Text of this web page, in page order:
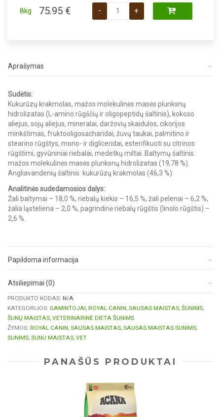
8kg 75.95 € -
produkto kiekis: Royal Canin VD
+
Aprašymas
Sudėtis:
Kukurūzų krakmolas, mažos molekulinės masės plunksnų
hidrolizatas (L-amino rūgščių ir oligopeptidų šaltinis), kokoso
aliejus, sojų aliejus, mineralai, daržovių skaidulos, cikorijos
minkštimas, fruktooligosacharidai, žuvų taukai, palmitino ir
stearino rūgštys, mono- ir digliceridai, esterifikuoti su citrinos
rūgštimi, gyvūniniai riebalai, medetkų miltai. Baltymų šaltinis:
mažos molekulinės masės plunksnų hidrolizatas (19,78 %).
Angliavandenių šaltinis: kukurūzų krakmolas (46,3 %).
Analitinės sudedamosios dalys:
Žali baltymai – 18,0 %, riebalų kiekis – 16,5 %, žali pelenai – 6,2 %,
žalia ląsteliena – 2,0 %, pagrindinė riebalų rūgštis (linolo rūgštis) –
2,6 %.
Papildoma informacija
Atsiliepimai (0)
PRODUKTO KODAS: N/A
KATEGORIJOS: GAMINTOJAI, ROYAL CANIN, SAUSAS MAISTAS, ŠUNIMS,
ŠUNŲ MAISTAS, VETERINARINĖ DIETA ŠUNIMS
ŽYMOS: ROYAL CANIN, SAUSAS MAISTAS, SAUSAS MAISTAS SUNIMS,
SUNIMS, SUNU MAISTAS, VET
PANAŠŪS PRODUKTAI